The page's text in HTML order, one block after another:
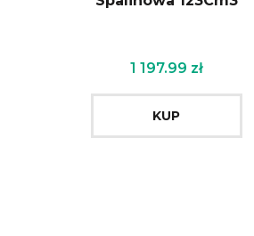
1 197.99 zł
KUP